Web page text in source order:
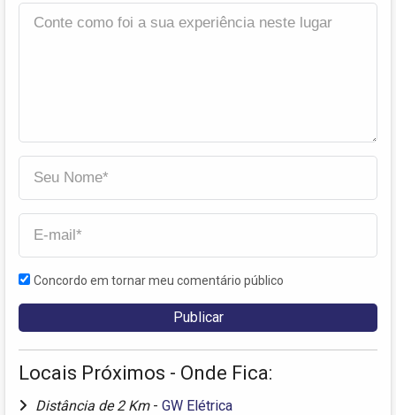
Concordo em tornar meu comentário público
Locais Próximos - Onde Fica:
Distância de 2 Km - GW Elétrica